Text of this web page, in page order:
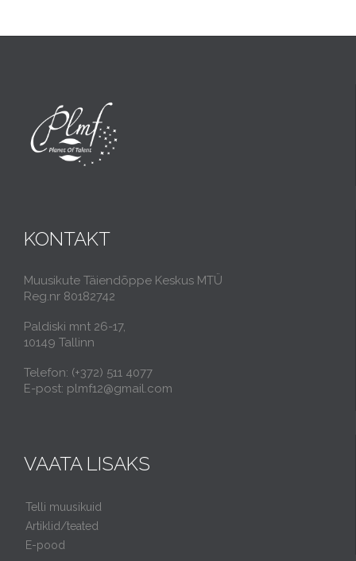
KONTAKT
Muusikute Täiendõppe Keskus MTÜ
Reg.nr 80182742
Paldiski mnt 26-17,
10149 Tallinn
Telefon: (+372) 511 4077
E-post: plmf12@gmail.com
VAATA LISAKS
Telli muusikuid
Artiklid/teated
E-pood